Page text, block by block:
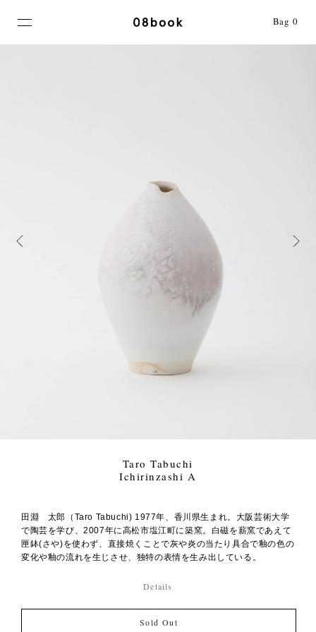
Bag0
Taro Tabuchi
Ichirinzashi A
田淵 太郎（Taro Tabuchi) 1977年、香川県生まれ。大阪芸術大学
で陶芸を学び、2007年に高松市塩江町に築窯。白磁を薪窯であえて
匣鉢(さや)を使わず、直接焼くことで灰や炎の当たり具合で釉の色の
変化や釉の流れを生じさせ、独特の表情を生み出している。
Details
Sold Out